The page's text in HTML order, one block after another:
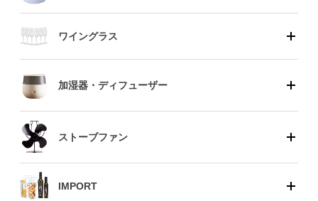
ワイングラス
加湿器・ディフューザー
ストーブファン
IMPORT